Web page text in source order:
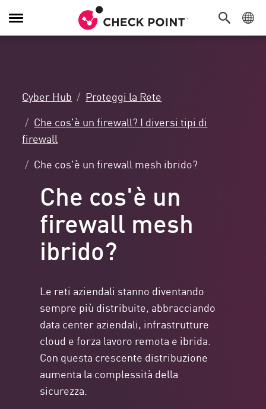
Attiva/Disattiva
navigazione
Cyber Hub
Proteggi la Rete
Che cos'è un firewall? I diversi tipi di
firewall
Che cos'è un firewall mesh ibrido?
Che cos'è un
firewall mesh
ibrido?
Le reti aziendali stanno diventando
sempre più distribuite, abbracciando
data center aziendali, infrastrutture
cloud e forza lavoro remota e ibrida.
Con questa crescente distribuzione
aumenta la complessità della
sicurezza.